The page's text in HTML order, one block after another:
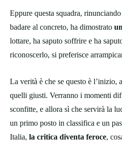
Eppure questa squadra,
badare al concreto, ha dimostrato
lottare, ha saputo soffrire e ha
riconoscerlo, si preferisce
La verità è che se questo è l’inizio,
quelli giusti. Verranno i momenti
sconfitte, e allora sì che servirà la
un primo posto in classifica e un
Italia, la critica diventa feroce,